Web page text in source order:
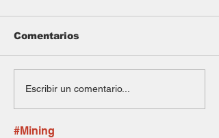
Comentarios
Escribir un comentario...
#Mining